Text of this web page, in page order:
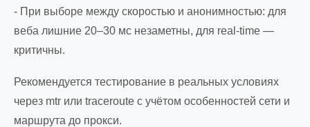
- При выборе между скоростью и анонимностью: для
веба лишние 20–30 мс незаметны, для real-time —
критичны.
Рекомендуется тестирование в реальных условиях
через mtr или traceroute с учётом особенностей сети и
маршрута до прокси.